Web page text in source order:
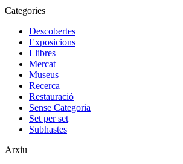
Categories
Descobertes
Exposicions
Llibres
Mercat
Museus
Recerca
Restauració
Sense Categoria
Set per set
Subhastes
Arxiu